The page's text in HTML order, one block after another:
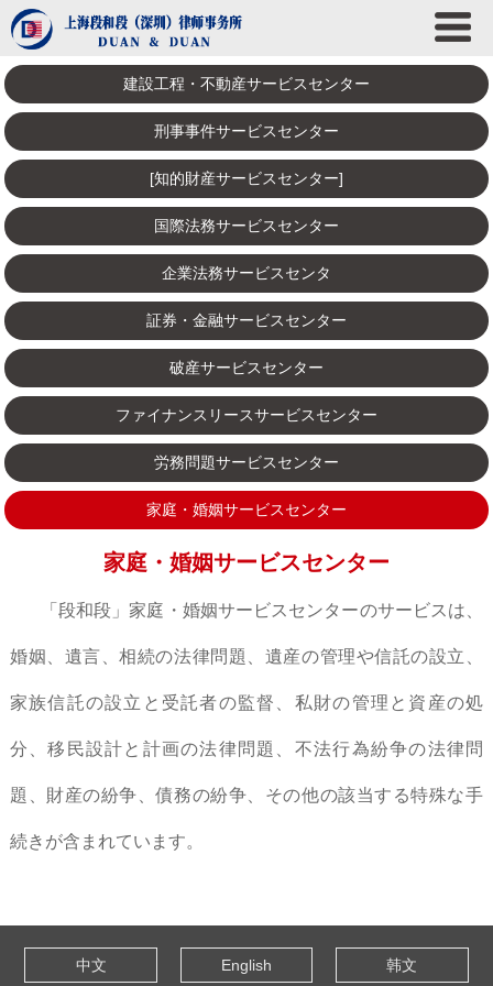
建設工程・不動産サービスセンター
刑事事件サービスセンター
[知的財産サービスセンター]
国際法務サービスセンター
企業法務サービスセンタ
証券・金融サービスセンター
破産サービスセンター
ファイナンスリースサービスセンター
労務問題サービスセンター
家庭・婚姻サービスセンター
家庭・婚姻サービスセンター
「段和段」家庭・婚姻サービスセンターのサービスは、
婚姻、遺言、相続の法律問題、遺産の管理や信託の設立、
家族信託の設立と受託者の監督、私財の管理と資産の処
分、移民設計と計画の法律問題、不法行為紛争の法律問
題、財産の紛争、債務の紛争、その他の該当する特殊な手
続きが含まれています。
中文 English 韩文